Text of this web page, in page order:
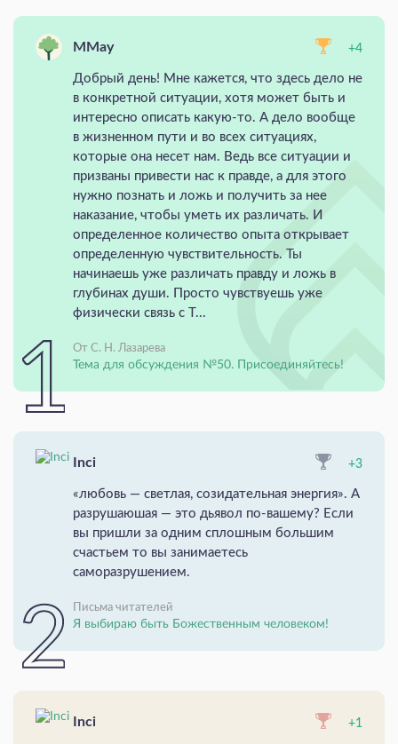
MMay +4
Добрый день! Мне кажется, что здесь дело не
в конкретной ситуации, хотя может быть и
интересно описать какую-то. А дело вообще
в жизненном пути и во всех ситуациях,
которые она несет нам. Ведь все ситуации и
призваны привести нас к правде, а для этого
нужно познать и ложь и получить за нее
наказание, чтобы уметь их различать. И
определенное количество опыта открывает
определенную чувствительность. Ты
начинаешь уже различать правду и ложь в
глубинах души. Просто чувствуешь уже
физически связь с Т...
От С. Н. Лазарева
Тема для обсуждения №50. Присоединяйтесь!
Inci +3
«любовь — светлая, созидательная энергия». А
разрушаюшая — это дьявол по-вашему? Если
вы пришли за одним сплошным большим
счастьем то вы занимаетесь
саморазрушением.
Письма читателей
Я выбираю быть Божественным человеком!
Inci +1